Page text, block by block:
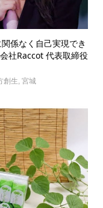
係なく自己実現でき
社Raccot 代表取締役
創生, 宮城